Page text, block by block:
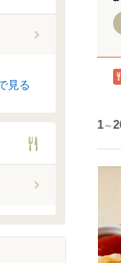
原
見る
1～